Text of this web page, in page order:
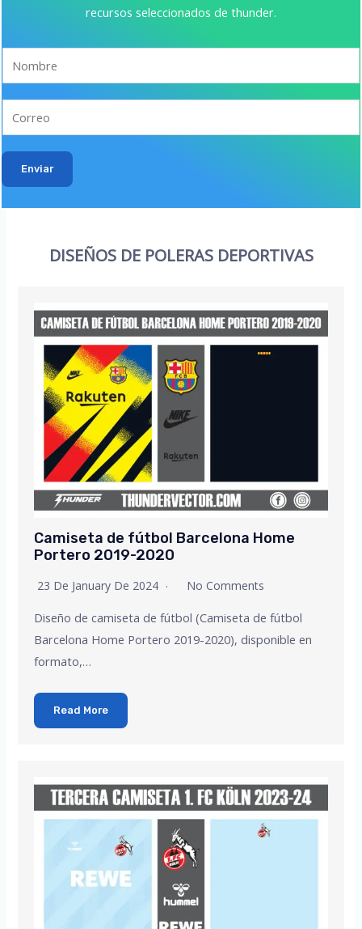
recursos seleccionados de thunder.
Enviar
DISEÑOS DE POLERAS DEPORTIVAS
Camiseta de fútbol Barcelona Home
Portero 2019-2020
23 De January De 2024 No Comments
Diseño de camiseta de fútbol (Camiseta de fútbol
Barcelona Home Portero 2019-2020), disponible en
formato,…
Read More